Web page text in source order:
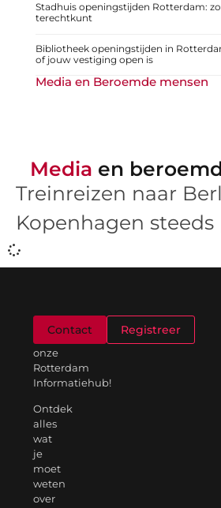
Stadhuis openingstijden Rotterdam:
terechtkunt
Bibliotheek openingstijden in
of jouw vestiging open is
Media en Beroemde mensen
Media en
Treinreizen naar
Kopenhagen
onze
Rotterdam
Informatiehub!
Ontdek
alles
wat
je
moet
weten
over
Contact Registreer